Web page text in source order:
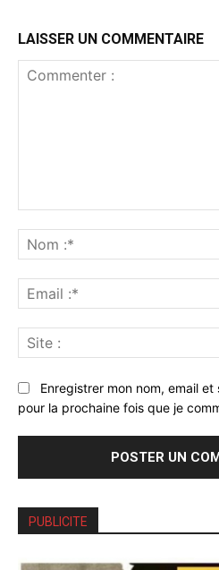
LAISSER UN COMMENTAIRE
Enregistrer mon nom, email
pour la prochaine fois que je
PUBLICITE